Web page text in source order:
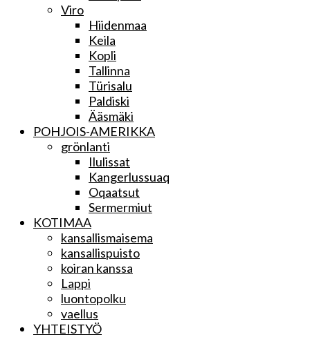
Viro
Hiidenmaa
Keila
Kopli
Tallinna
Türisalu
Paldiski
Ääsmäki
POHJOIS-AMERIKKA
grönlanti
Ilulissat
Kangerlussuaq
Oqaatsut
Sermermiut
KOTIMAA
kansallismaisema
kansallispuisto
koiran kanssa
Lappi
luontopolku
vaellus
YHTEISTYÖ